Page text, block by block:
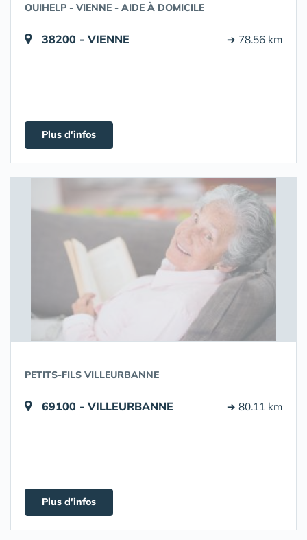
OUIHELP - VIENNE - AIDE À DOMICILE
38200 - VIENNE ➔ 78.56 km
Plus d'infos
PETITS-FILS VILLEURBANNE
69100 - VILLEURBANNE ➔ 80.11 km
Plus d'infos